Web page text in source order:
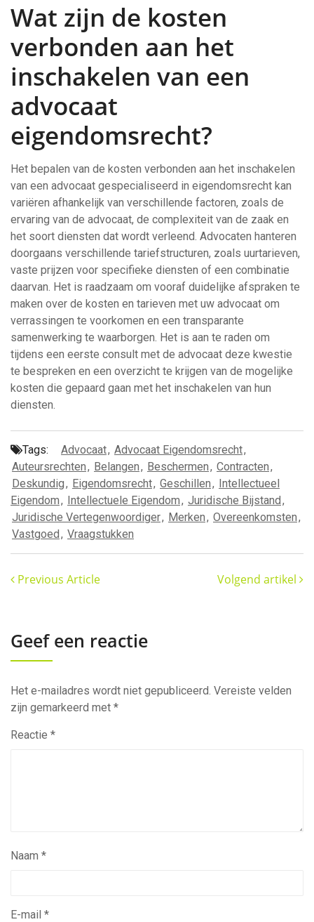
Wat zijn de kosten
verbonden aan het
inschakelen van een
advocaat
eigendomsrecht?
Het bepalen van de kosten verbonden aan het inschakelen
van een advocaat gespecialiseerd in eigendomsrecht kan
variëren afhankelijk van verschillende factoren, zoals de
ervaring van de advocaat, de complexiteit van de zaak en
het soort diensten dat wordt verleend. Advocaten hanteren
doorgaans verschillende tariefstructuren, zoals uurtarieven,
vaste prijzen voor specifieke diensten of een combinatie
daarvan. Het is raadzaam om vooraf duidelijke afspraken te
maken over de kosten en tarieven met uw advocaat om
verrassingen te voorkomen en een transparante
samenwerking te waarborgen. Het is aan te raden om
tijdens een eerste consult met de advocaat deze kwestie
te bespreken en een overzicht te krijgen van de mogelijke
kosten die gepaard gaan met het inschakelen van hun
diensten.
Tags: Advocaat, Advocaat Eigendomsrecht,
Auteursrechten, Belangen, Beschermen, Contracten,
Deskundig, Eigendomsrecht, Geschillen, Intellectueel
Eigendom, Intellectuele Eigendom, Juridische Bijstand,
Juridische Vertegenwoordiger, Merken, Overeenkomsten,
Vastgoed, Vraagstukken
Previous Article Volgend artikel
Geef een reactie
Het e-mailadres wordt niet gepubliceerd. Vereiste velden
zijn gemarkeerd met *
Reactie *
Naam *
E-mail *